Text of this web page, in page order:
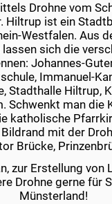
Drohne vom
Hiltrup ist ein
Westfalen. Aus
sich die
Johannes-
Immanuel-
Stadthalle Hiltrup,
Schwenkt man die
katholische
mit der
Brücke,
zur Erstellung von
Drohne gerne für
Münsterland!